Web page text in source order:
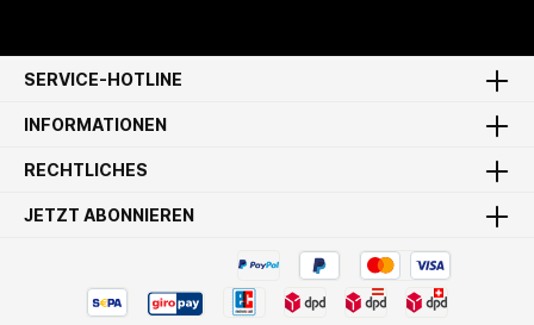
SERVICE-HOTLINE
INFORMATIONEN
RECHTLICHES
JETZT ABONNIEREN